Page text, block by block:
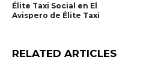
Élite Taxi Social en El
Avispero de Élite Taxi
RELATED ARTICLES